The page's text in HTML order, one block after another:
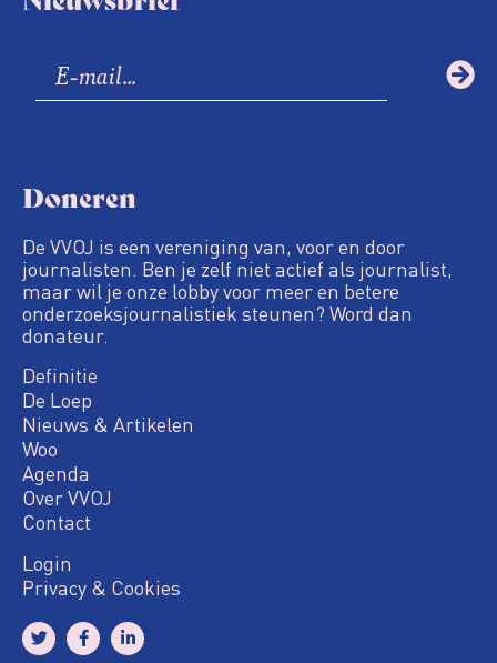
Doneren
De VVOJ is een vereniging van, voor en door
journalisten. Ben je zelf niet actief als journalist,
maar wil je onze lobby voor meer en betere
onderzoeksjournalistiek steunen? Word dan
donateur.
Definitie
De Loep
Nieuws & Artikelen
Woo
Agenda
Over VVOJ
Contact
Login
Privacy & Cookies